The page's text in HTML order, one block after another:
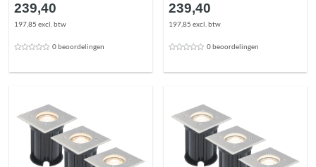
239,40
197,85 excl. btw
0 beoordelingen
239,40
197,85 excl. btw
0 beoordelingen